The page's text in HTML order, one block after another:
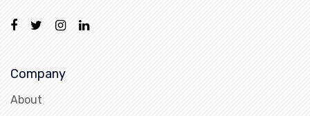
Company
About